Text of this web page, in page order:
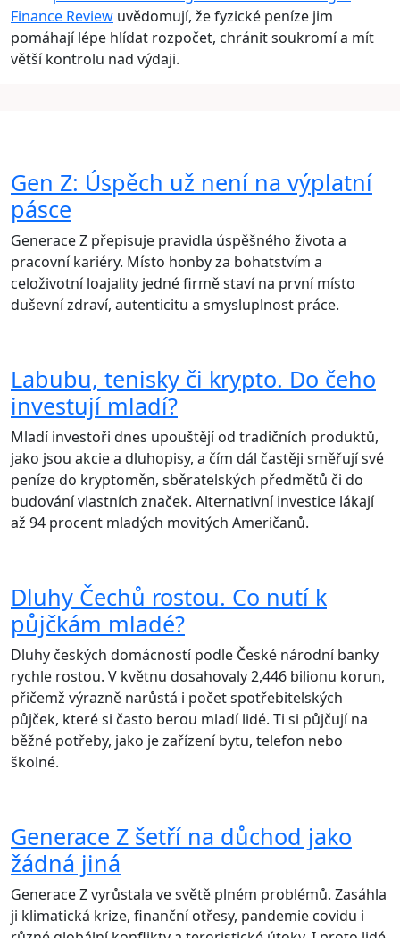
Finance Review uvědomují, že fyzické peníze jim
pomáhají lépe hlídat rozpočet, chránit soukromí a mít
větší kontrolu nad výdaji.
Gen Z: Úspěch už není na výplatní
pásce
Generace Z přepisuje pravidla úspěšného života a
pracovní kariéry. Místo honby za bohatstvím a
celoživotní loajality jedné firmě staví na první místo
duševní zdraví, autenticitu a smysluplnost práce.
Labubu, tenisky či krypto. Do čeho
investují mladí?
Mladí investoři dnes upouštějí od tradičních produktů,
jako jsou akcie a dluhopisy, a čím dál častěji směřují své
peníze do kryptoměn, sběratelských předmětů či do
budování vlastních značek. Alternativní investice lákají
až 94 procent mladých movitých Američanů.
Dluhy Čechů rostou. Co nutí k
půjčkám mladé?
Dluhy českých domácností podle České národní banky
rychle rostou. V květnu dosahovaly 2,446 bilionu korun,
přičemž výrazně narůstá i počet spotřebitelských
půjček, které si často berou mladí lidé. Ti si půjčují na
běžné potřeby, jako je zařízení bytu, telefon nebo
školné.
Generace Z šetří na důchod jako
žádná jiná
Generace Z vyrůstala ve světě plném problémů. Zasáhla
ji klimatická krize, finanční otřesy, pandemie covidu i